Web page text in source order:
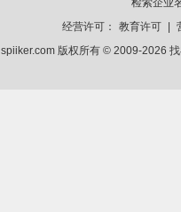
检索企业
经营许可：
教育许可
spiiker.com 版权所有 © 2009-2026